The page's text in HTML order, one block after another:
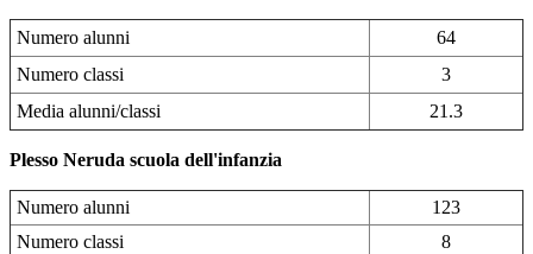
Numero alunni
64
Numero classi
3
Media alunni/classi
21.3
Plesso Neruda scuola dell'infanzia
Numero alunni
123
Numero classi
8